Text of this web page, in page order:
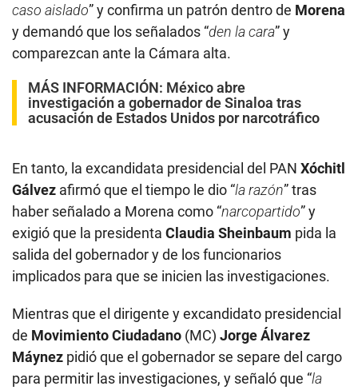
caso aislado” y confirma un patrón dentro de Morena
y demandó que los señalados “den la cara” y
comparezcan ante la Cámara alta.
MÁS INFORMACIÓN: México abre
investigación a gobernador de Sinaloa tras
acusación de Estados Unidos por narcotráfico
En tanto, la excandidata presidencial del PAN Xóchitl
Gálvez afirmó que el tiempo le dio “la razón” tras
haber señalado a Morena como “narcopartido” y
exigió que la presidenta Claudia Sheinbaum pida la
salida del gobernador y de los funcionarios
implicados para que se inicien las investigaciones.
Mientras que el dirigente y excandidato presidencial
de Movimiento Ciudadano (MC) Jorge Álvarez
Máynez pidió que el gobernador se separe del cargo
para permitir las investigaciones, y señaló que “la